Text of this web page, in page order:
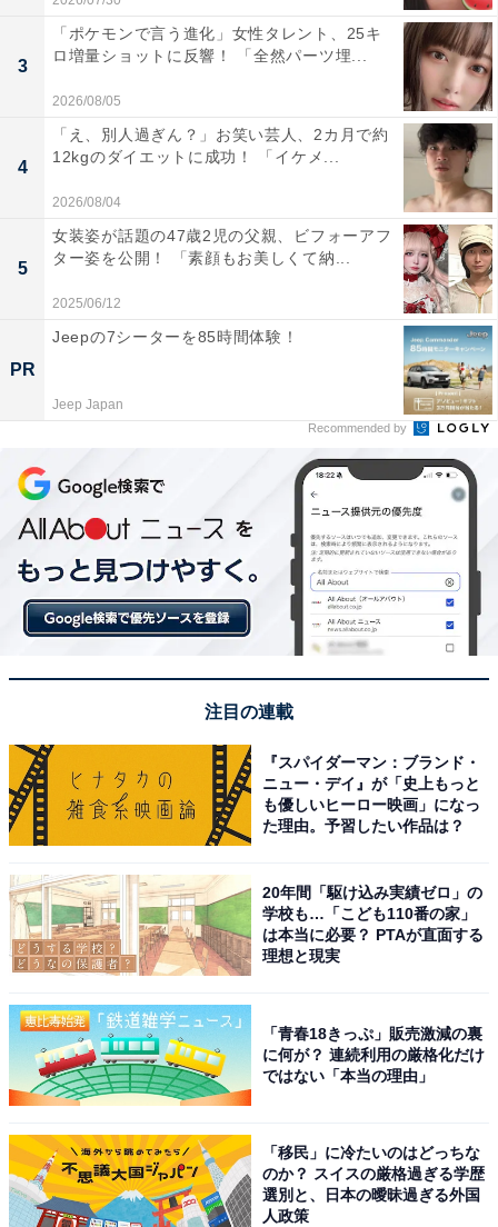
3
「ポケモンで言う進化」女性タレント、25キ
ロ増量ショットに反響！ 「全然パーツ埋...
2026/08/05
4
「え、別人過ぎん？」お笑い芸人、2カ月で約
12kgのダイエットに成功！ 「イケメ...
2026/08/04
5
女装姿が話題の47歳2児の父親、ビフォーアフ
ター姿を公開！ 「素顔もお美しくて納...
2025/06/12
PR
Jeepの7シーターを85時間体験！
Jeep Japan
Recommended by
注目の連載
『スパイダーマン：ブランド・
ニュー・デイ』が「史上もっと
も優しいヒーロー映画」になっ
た理由。予習したい作品は？
20年間「駆け込み実績ゼロ」の
学校も…「こども110番の家」
は本当に必要？ PTAが直面する
理想と現実
「青春18きっぷ」販売激減の裏
に何が？ 連続利用の厳格化だけ
ではない「本当の理由」
「移民」に冷たいのはどっちな
のか？ スイスの厳格過ぎる学歴
選別と、日本の曖昧過ぎる外国
人政策